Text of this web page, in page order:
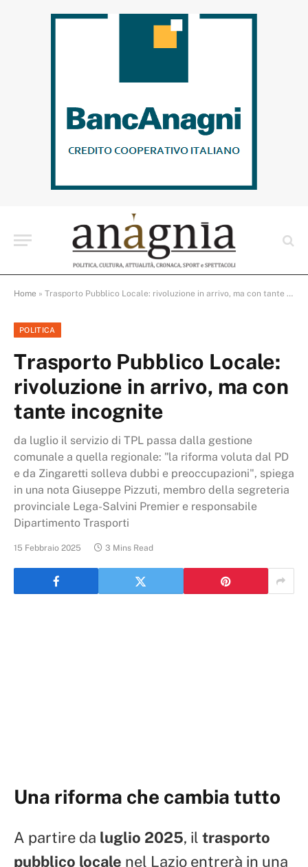
Home » Trasporto Pubblico Locale: rivoluzione in arrivo, ma con tante incognite
POLITICA
Trasporto Pubblico Locale:
rivoluzione in arrivo, ma con
tante incognite
da luglio il servizio di TPL passa dalla gestione
comunale a quella regionale: "la riforma voluta dal PD
e da Zingaretti solleva dubbi e preoccupazioni", spiega
in una nota Giuseppe Pizzuti, membro della segreteria
provinciale Lega-Salvini Premier e responsabile
Dipartimento Trasporti
15 Febbraio 2025 3 Mins Read
Una riforma che cambia tutto
A partire da luglio 2025, il trasporto
pubblico locale nel Lazio entrerà in una